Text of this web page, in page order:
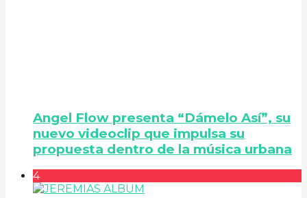
Angel Flow presenta “Dámelo Así”, su
nuevo videoclip que impulsa su
propuesta dentro de la música urbana
4